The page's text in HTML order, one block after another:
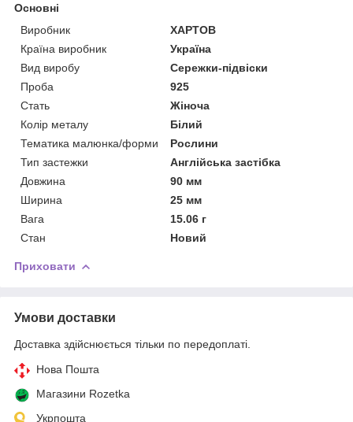
Основні
Виробник
ХАРТОВ
Країна виробник
Україна
Вид виробу
Сережки-підвіски
Проба
925
Стать
Жіноча
Колір металу
Білий
Тематика малюнка/форми
Рослини
Тип застежки
Англійська застібка
Довжина
90 мм
Ширина
25 мм
Вага
15.06 г
Стан
Новий
Приховати
Умови доставки
Доставка здійснюється тільки по передоплаті.
Нова Пошта
Магазини Rozetka
Укрпошта